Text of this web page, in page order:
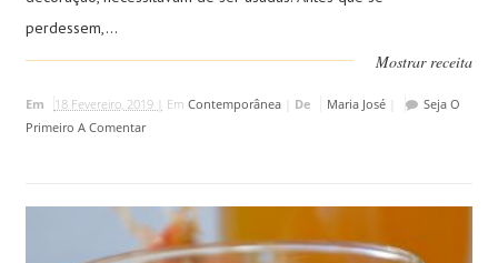
perdessem,...
Mostrar receita
Em 18 Fevereiro, 2019 | Em Contemporânea| De Maria José|
Seja O
Primeiro A Comentar